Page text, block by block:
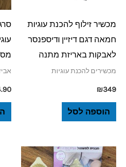
מכשיר זילוף להכנת עוגיות
חמאה דגם דיזיין ודיספנסר
לאבקות באריזת מתנה
מכשירים להכנת עוגיות
₪349
הוספה לסל
מס'